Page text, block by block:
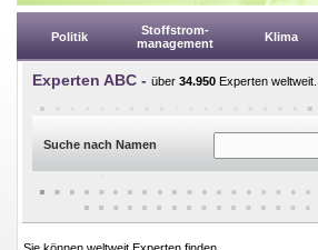
Politik
Stoffstrom-
management
Klima
Experten ABC - über 34.950 Experten weltweit...
Suche nach Namen